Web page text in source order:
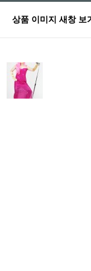
상품 이미지 새창 보기